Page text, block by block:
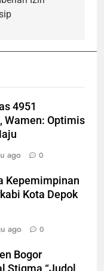
4951
Wamen: Optimis
ago 0
Kepemimpinan
Kota Depok
ago 0
Bogor